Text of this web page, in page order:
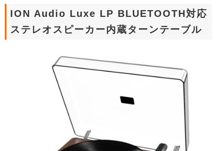
ION Audio Luxe LP BLUETOOTH対応
ステレオスピーカー内蔵ターンテーブル